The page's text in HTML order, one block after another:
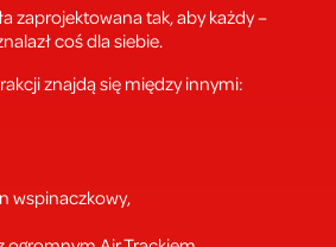
zaprojektowana tak, aby każdy –
coś dla siebie.
znajdą się między innymi:
wspinaczkowy,